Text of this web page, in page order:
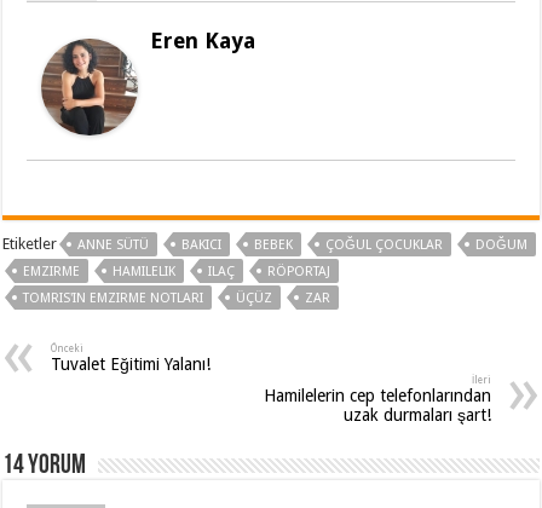
Eren Kaya
Etiketler ANNE SÜTÜ BAKICI BEBEK ÇOĞUL ÇOCUKLAR
DOĞUM
EMZIRME
HAMILELIK ILAÇ
RÖPORTAJ
TOMRIS'IN EMZIRME NOTLARI
ÜÇÜZ ZAR
Önceki
Tuvalet Eğitimi Yalanı!
İleri
Hamilelerin cep telefonlarından
uzak durmaları şart!
14 Yorum